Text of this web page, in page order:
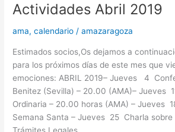
Actividades Abril 2019
ama,calendario /amazaragoza
Estimados socios,Os dejamos a
para los próximos días de este mes que
emociones: ABRIL 2019– Jueves 4
Benitez (Sevilla) – 20.00 (AMA)– Jueves
Ordinaria – 20.00 horas (AMA) – Jueves
Semana Santa – Jueves 25 Charla sobre
Trámites Legales
Actividades
2019